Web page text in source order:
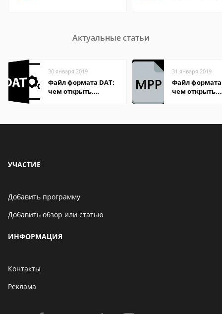
Актуальные статьи
30 января 2019
Файл формата DAT:
чем открыть,
31 января 2019
Файл
чем открыть,
УЧАСТИЕ
Добавить программу
Добавить обзор или статью
ИНФОРМАЦИЯ
Контакты
Реклама